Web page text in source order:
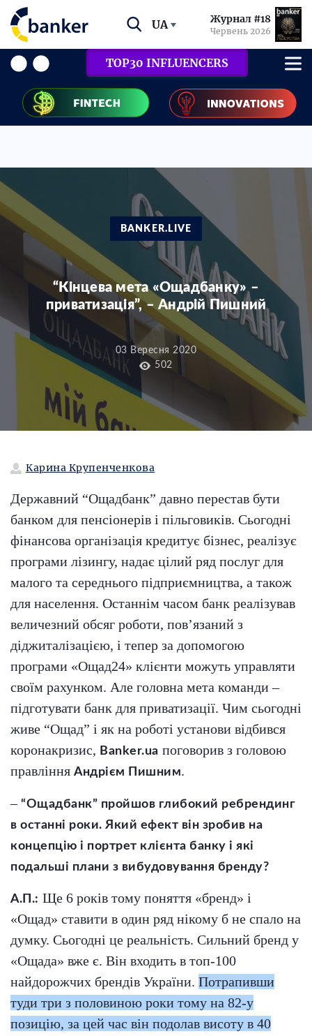
UA Журнал #18
Червень 2026
TOP30 INFLUENCERS
BANKER.LIVE
“Кінцева мета «Ощадбанку» –
приватизація”, – Андрій Пишний
03 Вересня 2020
502
Карина Крупенченкова
Державний “Ощадбанк” давно перестав бути
банком для пенсіонерів і пільговиків. Сьогодні
фінансова організація кредитує бізнес, реалізує
програми лізингу, надає цілий ряд послуг для
малого та середнього підприємництва, а також
для населення. Останнім часом банк реалізував
величезний обсяг роботи, пов’язаний з
діджиталізацією, і тепер за допомогою
програми «Ощад24» клієнти можуть управляти
своїм рахунком. Але головна мета команди –
підготувати банк для приватизації. Чим сьогодні
живе “Ощад” і як на роботі установи відбився
коронакризис, Banker.ua поговорив з головою
правління Андрієм Пишним.
– “Ощадбанк” пройшов глибокий ребрендинг
в останні роки. Який ефект він зробив на
концепцію і портрет клієнта банку і які
подальші плани з вибудовування бренду?
А.П.: Ще 6 років тому поняття «бренд» і
«Ощад» ставити в один ряд нікому б не спало на
думку. Сьогодні це реальність. Сильний бренд у
«Ощада» вже є. Він входить в топ-100
найдорожчих брендів України. Потрапивши
туди три з половиною роки тому на 82-у
позицію, за цей час він подолав висоту в 40